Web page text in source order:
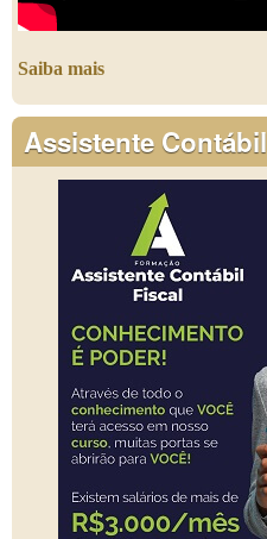
Saiba mais
Assistente Contábil